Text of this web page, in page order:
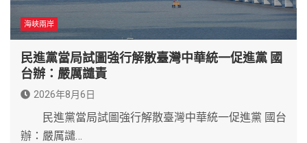
海峽兩岸
民進黨當局試圖強行解散臺灣中華統一促進黨 國
台辦：嚴厲譴責
2026年8月6日
民進黨當局試圖強行解散臺灣中華統一促進黨 國台
辦：嚴厲譴…